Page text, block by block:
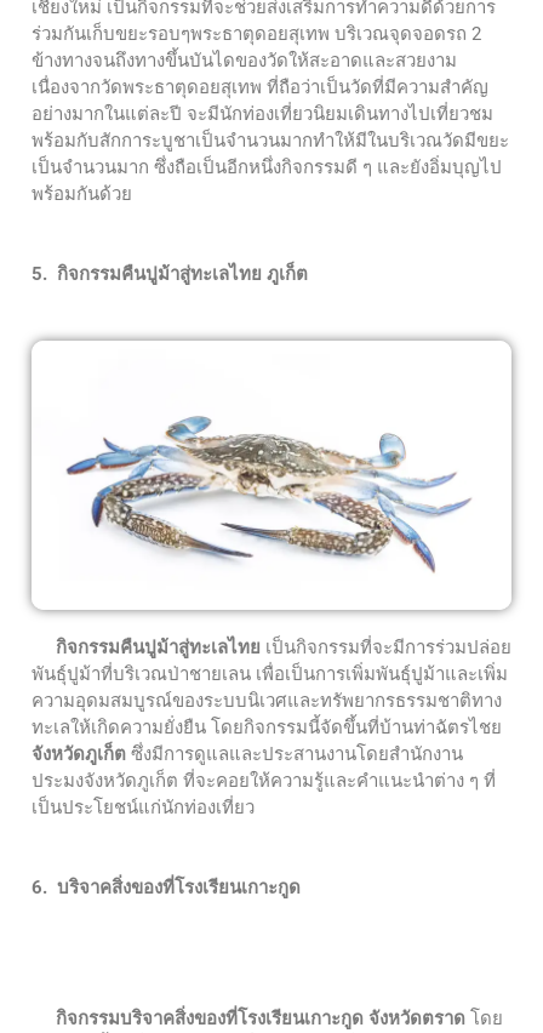
เชียงใหม่ เป็นกิจกรรมที่จะช่วยส่งเสริมการทำความดีด้วยการ
ร่วมกันเก็บขยะรอบๆพระธาตุดอยสุเทพ บริเวณจุดจอดรถ 2
ข้างทางจนถึงทางขึ้นบันไดของวัดให้สะอาดและสวยงาม
เนื่องจากวัดพระธาตุดอยสุเทพ ที่ถือว่าเป็นวัดที่มีความสำคัญ
อย่างมากในแต่ละปี จะมีนักท่องเที่ยวนิยมเดินทางไปเที่ยวชม
พร้อมกับสักการะบูชาเป็นจำนวนมากทำให้มีในบริเวณวัดมีขยะ
เป็นจำนวนมาก ซึ่งถือเป็นอีกหนึ่งกิจกรรมดี ๆ และยังอิ่มบุญไป
พร้อมกันด้วย
5. กิจกรรมคืนปูม้าสู่ทะเลไทย ภูเก็ต
กิจกรรมคืนปูม้าสู่ทะเลไทย เป็นกิจกรรมที่จะมีการร่วมปล่อย
พันธุ์ปูม้าที่บริเวณป่าชายเลน เพื่อเป็นการเพิ่มพันธุ์ปูม้าและเพิ่ม
ความอุดมสมบูรณ์ของระบบนิเวศและทรัพยากรธรรมชาติทาง
ทะเลให้เกิดความยั่งยืน โดยกิจกรรมนี้จัดขึ้นที่บ้านท่าฉัตรไชย
จังหวัดภูเก็ต ซึ่งมีการดูแลและประสานงานโดยสำนักงาน
ประมงจังหวัดภูเก็ต ที่จะคอยให้ความรู้และคำแนะนำต่าง ๆ ที่
เป็นประโยชน์แก่นักท่องเที่ยว
6. บริจาคสิ่งของที่โรงเรียนเกาะกูด
กิจกรรมบริจาคสิ่งของที่โรงเรียนเกาะกูด จังหวัดตราด โดย